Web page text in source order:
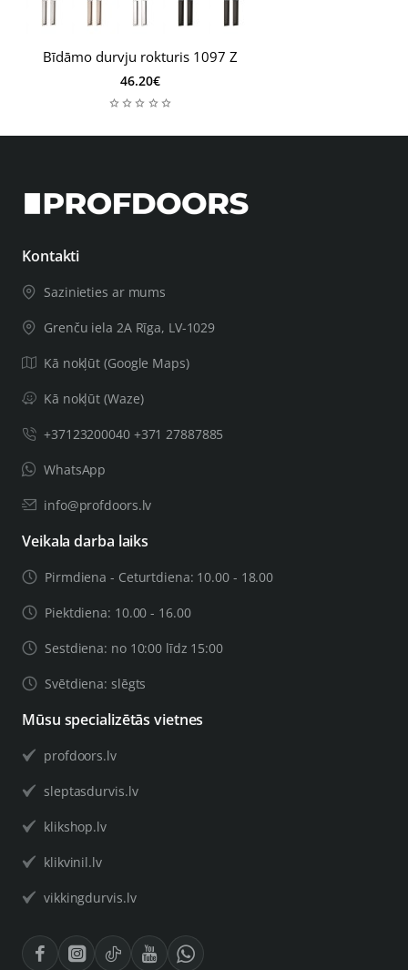
Bīdāmo durvju rokturis 1097 Z
46.20€
Kontakti
Sazinieties ar mums
Grenču iela 2A Rīga, LV-1029
Kā nokļūt (Google Maps)
Kā nokļūt (Waze)
+37123200040 +371 27887885
WhatsApp
info@profdoors.lv
Veikala darba laiks
Pirmdiena - Ceturtdiena: 10.00 - 18.00
Piektdiena: 10.00 - 16.00
Sestdiena: no 10:00 līdz 15:00
Svētdiena: slēgts
Mūsu specializētās vietnes
profdoors.lv
sleptasdurvis.lv
klikshop.lv
klikvinil.lv
vikkingdurvis.lv